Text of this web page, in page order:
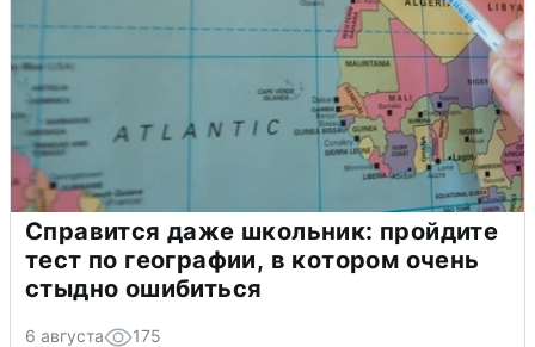
Справится даже школьник: пройдите
тест по географии, в котором очень
стыдно ошибиться
6 августа 175